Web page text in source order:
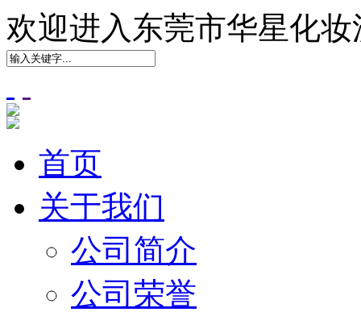
欢迎进入东莞市华星化
首页
关于我们
公司简介
公司荣誉